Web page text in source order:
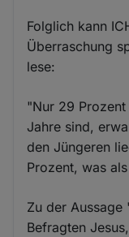
Folglich kann
Überraschung
lese:
"Nur 29
Jahre sind,
den Jüngeren
Prozent, was
Zu der
Befragten